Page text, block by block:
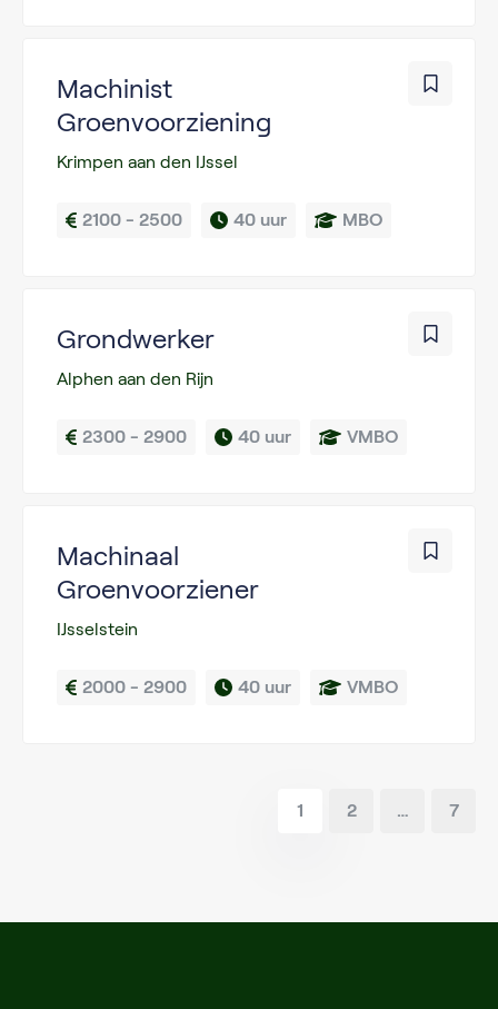
Machinist
Groenvoorziening
Krimpen aan den IJssel
2100 - 2500 40 uur MBO
Grondwerker
Alphen aan den Rijn
2300 - 2900 40 uur VMBO
Machinaal
Groenvoorziener
IJsselstein
2000 - 2900 40 uur VMBO
1 2 … 7